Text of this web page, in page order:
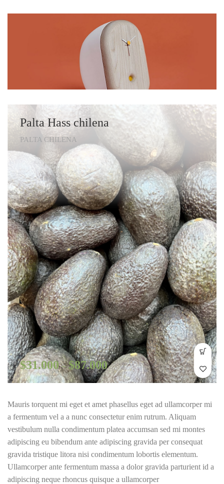
Palta Hass chilena
PALTA CHILENA
$31.000–$87.000
Mauris torquent mi eget et amet phasellus eget ad ullamcorper mi
a fermentum vel a a nunc consectetur enim rutrum. Aliquam
vestibulum nulla condimentum platea accumsan sed mi montes
adipiscing eu bibendum ante adipiscing gravida per consequat
gravida tristique litora nisi condimentum lobortis elementum.
Ullamcorper ante fermentum massa a dolor gravida parturient id a
adipiscing neque rhoncus quisque a ullamcorper